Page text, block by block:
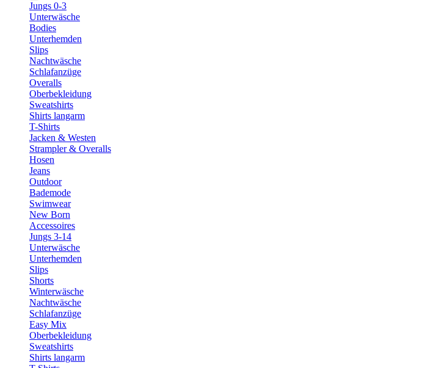
Jungs 0-3
Unterwäsche
Bodies
Unterhemden
Slips
Nachtwäsche
Schlafanzüge
Overalls
Oberbekleidung
Sweatshirts
Shirts langarm
T-Shirts
Jacken & Westen
Strampler & Overalls
Hosen
Jeans
Outdoor
Bademode
Swimwear
New Born
Accessoires
Jungs 3-14
Unterwäsche
Unterhemden
Slips
Shorts
Winterwäsche
Nachtwäsche
Schlafanzüge
Easy Mix
Oberbekleidung
Sweatshirts
Shirts langarm